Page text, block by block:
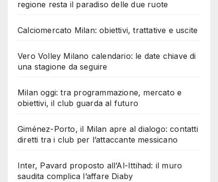
regione resta il paradiso delle due ruote
Calciomercato Milan: obiettivi, trattative e uscite
Vero Volley Milano calendario: le date chiave di
una stagione da seguire
Milan oggi: tra programmazione, mercato e
obiettivi, il club guarda al futuro
Giménez-Porto, il Milan apre al dialogo: contatti
diretti tra i club per l’attaccante messicano
Inter, Pavard proposto all’Al-Ittihad: il muro
saudita complica l’affare Diaby